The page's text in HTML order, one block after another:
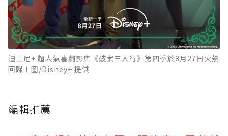
迪士尼+ 超人氣喜劇影集《破案三人行》第四季於8月27日火熱
回歸！圖/Disney+ 提供
編輯推薦